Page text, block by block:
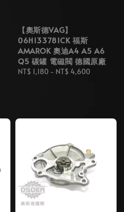
【奧斯德VAG】
06H133781CK 福斯
AMAROK 奧迪A4 A5 A6
Q5 碳罐 電磁閥 德國原廠
Regular
NT$ 1,180 - NT$ 4,600